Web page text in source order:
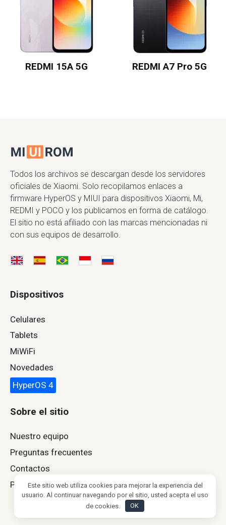
REDMI 15A 5G REDMI A7 Pro 5G
Todos los archivos se descargan desde los servidores
oficiales de Xiaomi. Solo recopilamos enlaces a
firmware HyperOS y MIUI para dispositivos Xiaomi, Mi,
REDMI y POCO y los publicamos en forma de catálogo.
El sitio no está afiliado con las marcas mencionadas ni
con sus equipos de desarrollo.
Dispositivos
Celulares
Tablets
MiWiFi
Novedades
HyperOS 4
Sobre el sitio
Nuestro equipo
Preguntas frecuentes
Contactos
Política de privacidad
Este sitio web utiliza cookies para mejorar la experiencia del
usuario. Al continuar navegando por el sitio, usted acepta el uso
de cookies.
OK